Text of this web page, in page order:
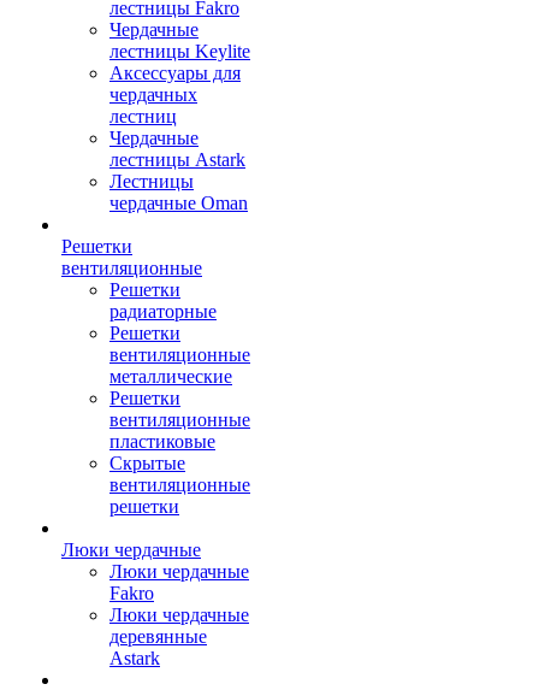
лестницы Fakro
Чердачные
лестницы Keylite
Аксессуары для
чердачных
лестниц
Чердачные
лестницы Astark
Лестницы
чердачные Oman
Решетки
вентиляционные
Решетки
радиаторные
Решетки
вентиляционные
металлические
Решетки
вентиляционные
пластиковые
Скрытые
вентиляционные
решетки
Люки чердачные
Люки чердачные
Fakro
Люки чердачные
деревянные
Astark